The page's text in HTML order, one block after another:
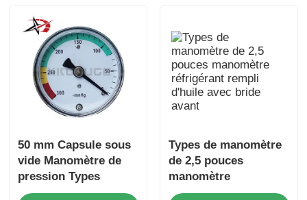
50 mm Capsule sous
vide Manomètre de
pression Types
boîtier en acier laiton
Types de manomètre
de 2,5 pouces
manomètre
réfrigérant rempli